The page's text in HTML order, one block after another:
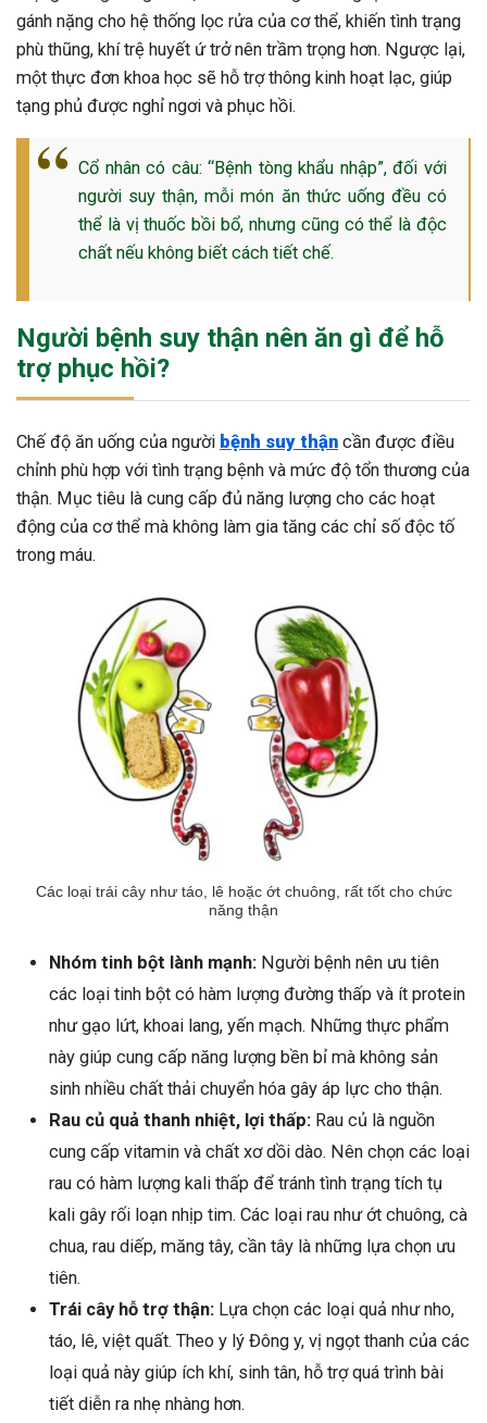
Sau Sinh Có Tự Khỏi
Thông Tin Cần Biết
sau sinh là tình trạng viêm da
phổ biến, khiến đôi bàn tay,
của chị em trở nên khô...
gánh nặng cho hệ thống lọc rửa của cơ thể, khiến tình trạng
phù thũng, khí trệ huyết ứ trở nên trầm trọng hơn. Ngược lại,
một thực đơn khoa học sẽ hỗ trợ thông kinh hoạt lạc, giúp
tạng phủ được nghỉ ngơi và phục hồi.
Cổ nhân có câu: “Bệnh tòng khẩu nhập”, đối với
người suy thận, mỗi món ăn thức uống đều có
thể là vị thuốc bồi bổ, nhưng cũng có thể là độc
chất nếu không biết cách tiết chế.
Người bệnh suy thận nên ăn gì để hỗ
trợ phục hồi?
Chế độ ăn uống của người bệnh suy thận cần được điều
chỉnh phù hợp với tình trạng bệnh và mức độ tổn thương của
thận. Mục tiêu là cung cấp đủ năng lượng cho các hoạt
động của cơ thể mà không làm gia tăng các chỉ số độc tố
trong máu.
Các loại trái cây như táo, lê hoặc ớt chuông, rất tốt cho chức
năng thận
Nhóm tinh bột lành mạnh: Người bệnh nên ưu tiên
các loại tinh bột có hàm lượng đường thấp và ít protein
như gạo lứt, khoai lang, yến mạch. Những thực phẩm
này giúp cung cấp năng lượng bền bỉ mà không sản
sinh nhiều chất thải chuyển hóa gây áp lực cho thận.
Rau củ quả thanh nhiệt, lợi thấp: Rau củ là nguồn
cung cấp vitamin và chất xơ dồi dào. Nên chọn các loại
rau có hàm lượng kali thấp để tránh tình trạng tích tụ
kali gây rối loạn nhịp tim. Các loại rau như ớt chuông, cà
chua, rau diếp, măng tây, cần tây là những lựa chọn ưu
tiên.
Trái cây hỗ trợ thận: Lựa chọn các loại quả như nho,
táo, lê, việt quất. Theo y lý Đông y, vị ngọt thanh của các
loại quả này giúp ích khí, sinh tân, hỗ trợ quá trình bài
tiết diễn ra nhẹ nhàng hơn.